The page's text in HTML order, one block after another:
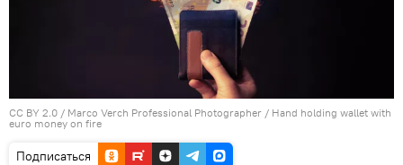
CC BY 2.0 / Marco Verch Professional Photographer / Hand holding wallet with
euro money on fire
Подписаться